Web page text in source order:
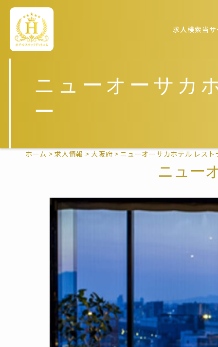
求人検索当
ニューオーサカ
ー
ホーム >求人情報 >大阪府 > ニューオーサカホテル レスト
ニュー